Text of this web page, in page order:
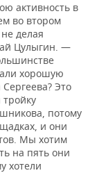
активность в
во втором
делая
Цулыгин. —
хорошую
Это
потому
и они
Мы хотим
на пять они
хотели